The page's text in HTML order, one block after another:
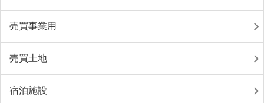
売買事業用
売買土地
宿泊施設